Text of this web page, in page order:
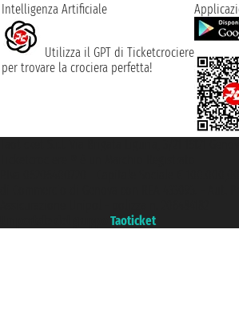
Intelligenza Artificiale
Utilizza il GPT di Ticketcrociere
per trovare la crociera perfetta!
Taoticket